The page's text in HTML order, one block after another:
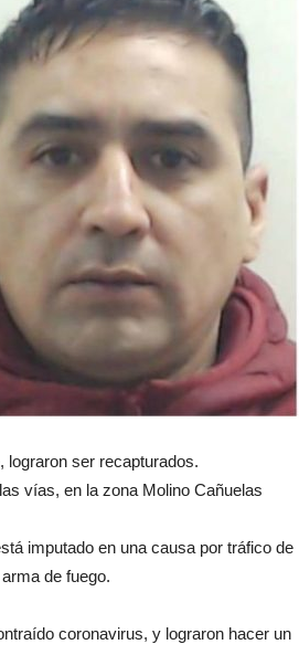
lograron ser recapturados.
vías, en la zona Molino Cañuelas
imputado en una causa por tráfico de
de fuego.
coronavirus, y lograron hacer un